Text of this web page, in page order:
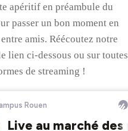
apéritif en préambule du
passer un bon moment en
amis. Réécoutez notre
lien ci-dessous ou sur toutes
de streaming !